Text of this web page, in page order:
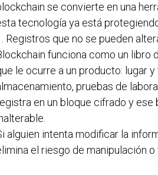
se convierte en una
tecnología ya está
Registros que no se pueden
funciona como un libro
le ocurre a un producto: lugar
pruebas de
en un bloque cifrado y ese
alguien intenta modificar la
el riesgo de manipulación